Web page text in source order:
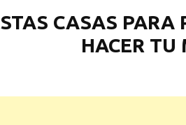
CASAS PARA
HACER TU